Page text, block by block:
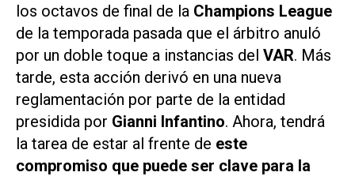
los octavos de final de la Champions League
de la temporada pasada que el árbitro anuló
por un doble toque a instancias del VAR. Más
tarde, esta acción derivó en una nueva
reglamentación por parte de la entidad
presidida por Gianni Infantino. Ahora, tendrá
la tarea de estar al frente de este
compromiso que puede ser clave para la